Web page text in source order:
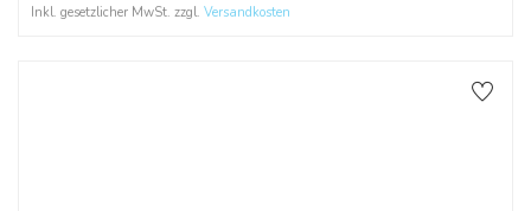
Inkl. gesetzlicher MwSt. zzgl. Versandkosten